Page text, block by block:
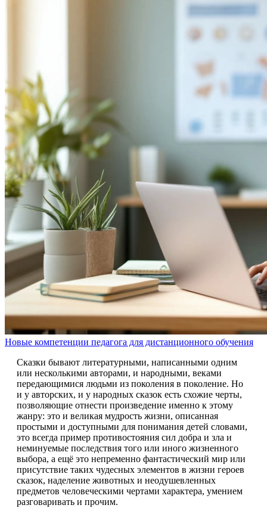
Новые компетенции педагога для дистанционного обучения
Сказки бывают литературными, написанными одним
или несколькими авторами, и народными, веками
передающимися людьми из поколения в поколение. Но
и у авторских, и у народных сказок есть схожие черты,
позволяющие отнести произведение именно к этому
жанру: это и великая мудрость жизни, описанная
простыми и доступными для понимания детей словами,
это всегда пример противостояния сил добра и зла и
неминуемые последствия того или иного жизненного
выбора, а ещё это непременно фантастический мир или
присутствие таких чудесных элементов в жизни героев
сказок, наделение животных и неодушевленных
предметов человеческими чертами характера, умением
разговаривать и прочим.